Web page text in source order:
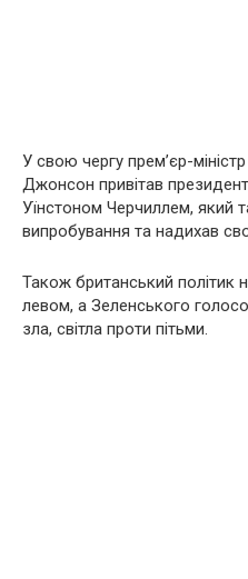
У свою чергу прем’єр-
Джонсон привітав
Уїнстоном Черчиллем, який
випробування та надихав
Також британський політик
левом, а Зеленського
зла, світла проти пітьми.